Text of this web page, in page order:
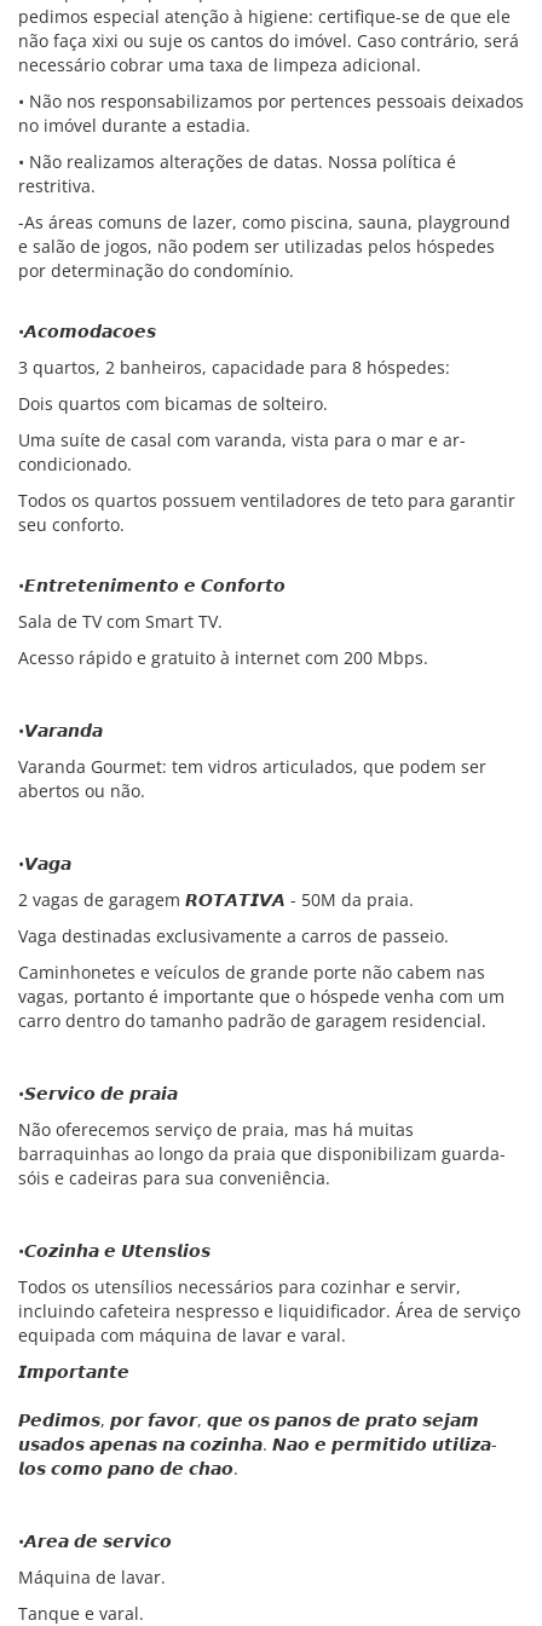
pedimos especial atenção à higiene: certifique-se de que ele
não faça xixi ou suje os cantos do imóvel. Caso contrário, será
necessário cobrar uma taxa de limpeza adicional.
• Não nos responsabilizamos por pertences pessoais deixados
no imóvel durante a estadia.
• Não realizamos alterações de datas. Nossa política é
restritiva.
-As áreas comuns de lazer, como piscina, sauna, playground
e salão de jogos, não podem ser utilizadas pelos hóspedes
por determinação do condomínio.
•𝘼𝙘𝙤𝙢𝙤𝙙𝙖𝙘𝙤𝙚𝙨
3 quartos, 2 banheiros, capacidade para 8 hóspedes:
Dois quartos com bicamas de solteiro.
Uma suíte de casal com varanda, vista para o mar e ar-
condicionado.
Todos os quartos possuem ventiladores de teto para garantir
seu conforto.
•𝙀𝙣𝙩𝙧𝙚𝙩𝙚𝙣𝙞𝙢𝙚𝙣𝙩𝙤 𝙚 𝘾𝙤𝙣𝙛𝙤𝙧𝙩𝙤
Sala de TV com Smart TV.
Acesso rápido e gratuito à internet com 200 Mbps.
•𝙑𝙖𝙧𝙖𝙣𝙙𝙖
Varanda Gourmet: tem vidros articulados, que podem ser
abertos ou não.
•𝙑𝙖𝙜𝙖
2 vagas de garagem 𝙍𝙊𝙏𝘼𝙏𝙄𝙑𝘼 - 50M da praia.
Vaga destinadas exclusivamente a carros de passeio.
Caminhonetes e veículos de grande porte não cabem nas
vagas, portanto é importante que o hóspede venha com um
carro dentro do tamanho padrão de garagem residencial.
•𝙎𝙚𝙧𝙫𝙞𝙘𝙤 𝙙𝙚 𝙥𝙧𝙖𝙞𝙖
Não oferecemos serviço de praia, mas há muitas
barraquinhas ao longo da praia que disponibilizam guarda-
sóis e cadeiras para sua conveniência.
•𝘾𝙤𝙯𝙞𝙣𝙝𝙖 𝙚 𝙐𝙩𝙚𝙣𝙨𝙡𝙞𝙤𝙨
Todos os utensílios necessários para cozinhar e servir,
incluindo cafeteira nespresso e liquidificador. Área de serviço
equipada com máquina de lavar e varal.
𝙄𝙢𝙥𝙤𝙧𝙩𝙖𝙣𝙩𝙚
𝙋𝙚𝙙𝙞𝙢𝙤𝙨, 𝙥𝙤𝙧 𝙛𝙖𝙫𝙤𝙧, 𝙦𝙪𝙚 𝙤𝙨 𝙥𝙖𝙣𝙤𝙨 𝙙𝙚 𝙥𝙧𝙖𝙩𝙤 𝙨𝙚𝙟𝙖𝙢
𝙪𝙨𝙖𝙙𝙤𝙨 𝙖𝙥𝙚𝙣𝙖𝙨 𝙣𝙖 𝙘𝙤𝙯𝙞𝙣𝙝𝙖. 𝙉𝙖𝙤 𝙚 𝙥𝙚𝙧𝙢𝙞𝙩𝙞𝙙𝙤 𝙪𝙩𝙞𝙡𝙞𝙯𝙖-
𝙡𝙤𝙨 𝙘𝙤𝙢𝙤 𝙥𝙖𝙣𝙤 𝙙𝙚 𝙘𝙝𝙖𝙤.
•𝘼𝙧𝙚𝙖 𝙙𝙚 𝙨𝙚𝙧𝙫𝙞𝙘𝙤
Máquina de lavar.
Tanque e varal.